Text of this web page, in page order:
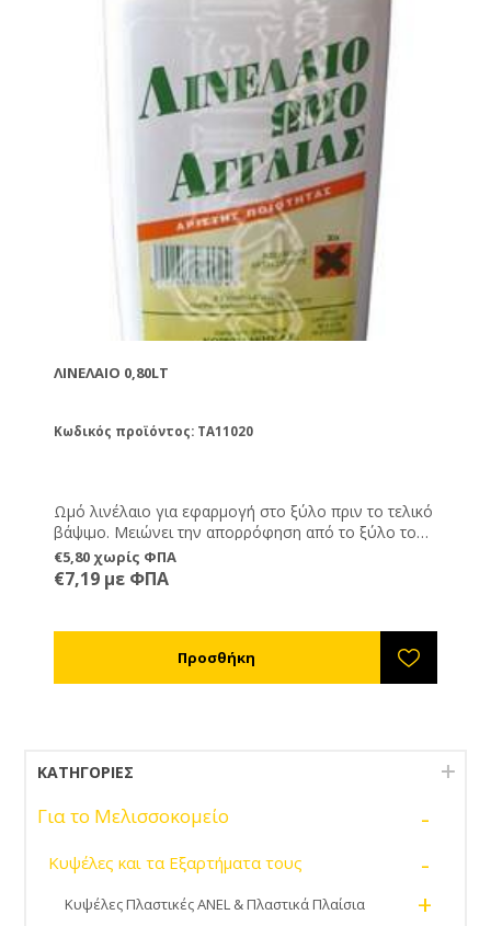
ΛΙΝΈΛΑΙΟ 0,80LT
Κωδικός προϊόντος: TA11020
Ωμό λινέλαιο για εφαρμογή στο ξύλο πριν το τελικό
βάψιμο. Μειώνει την απορρόφηση από το ξύλο του
ασταριού ή του χρώματος με αποτέλεσμα να έχουμε
οικονομία σε αυτά τα υλικά ( που κοστίζουν
περισσότερο από το λινέλαιο ).
€5,80 χωρίς ΦΠΑ
€7,19 με ΦΠΑ
ΚΑΤΗΓΟΡΊΕΣ
Για το Μελισσοκομείο -
Κυψέλες και τα Εξαρτήματα τους -
Κυψέλες Πλαστικές ANEL & Πλαστικά Πλαίσια +